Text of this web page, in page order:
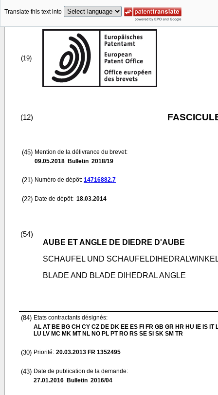
Translate this text into
(19)
(12)
(45) Mention de la délivrance du brevet:
09.05.2018 Bulletin 2018/19
(21) Numéro de dépôt: 14716882.7
(22) Date de dépôt: 18.03.2014
(54)
AUBE ET ANGLE DE DIEDRE D'AUBE
SCHAUFEL UND
BLADE AND BLADE DIHEDRAL ANGLE
(84) Etats contractants désignés:
AL AT BE BG CH CY CZ DE DK EE ES FI FR GB GR HR HU IE IS IT
LU LV MC MK MT NL NO PL PT RO RS SE SI SK SM TR
(30) Priorité: 20.03.2013 FR 1352495
(43) Date de publication de la demande:
27.01.2016 Bulletin 2016/04